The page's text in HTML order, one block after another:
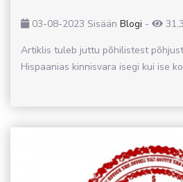
03-08-2023 Sisään Blogi -
Artiklis tuleb juttu põhilistest
Hispaanias kinnisvara isegi kui ise